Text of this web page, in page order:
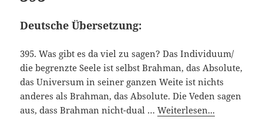
Deutsche Übersetzung:
395. Was gibt es da viel zu sagen? Das Individuum/
die begrenzte Seele ist selbst Brahman, das Absolute,
das Universum in seiner ganzen Weite ist nichts
anderes als Brahman, das Absolute. Die Veden sagen
aus, dass Brahman nicht-dual …Weiterlesen...